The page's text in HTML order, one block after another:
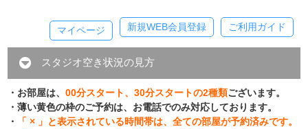
ご利用ガイド
新規WEB会員登録
マイページ
スタジオ空き状況の見方
・お部屋は、00分スタート、30分スタートの2種類ございます。
・薄い黄色の枠のご予約は、お電話でのみ対応しております。
・
「 × 」と表示されている時間帯は、全ての部屋が予約済みです。